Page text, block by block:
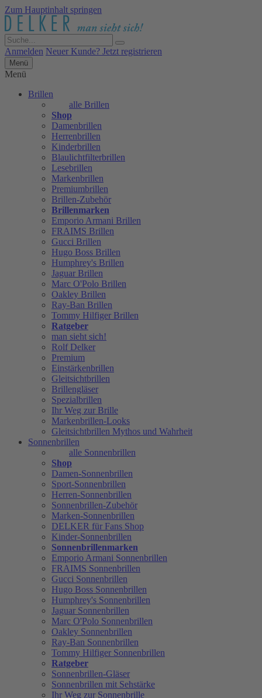
Zum Hauptinhalt springen
Anmelden Neuer Kunde? Jetzt registrieren
Menü
Menü
Brillen
alle Brillen
Shop
Damenbrillen
Herrenbrillen
Kinderbrillen
Blaulichtfilterbrillen
Lesebrillen
Markenbrillen
Premiumbrillen
Brillen-Zubehör
Brillenmarken
Emporio Armani Brillen
FRAIMS Brillen
Gucci Brillen
Hugo Boss Brillen
Humphrey's Brillen
Jaguar Brillen
Marc O'Polo Brillen
Oakley Brillen
Ray-Ban Brillen
Tommy Hilfiger Brillen
Ratgeber
man sieht sich!
Rolf Delker
Premium
Einstärkenbrillen
Gleitsichtbrillen
Brillengläser
Spezialbrillen
Ihr Weg zur Brille
Markenbrillen-Looks
Gleitsichtbrillen Mythos und Wahrheit
Sonnenbrillen
alle Sonnenbrillen
Shop
Damen-Sonnenbrillen
Sport-Sonnenbrillen
Herren-Sonnenbrillen
Sonnenbrillen-Zubehör
Marken-Sonnenbrillen
DELKER für Fans Shop
Kinder-Sonnenbrillen
Sonnenbrillenmarken
Emporio Armani Sonnenbrillen
FRAIMS Sonnenbrillen
Gucci Sonnenbrillen
Hugo Boss Sonnenbrillen
Humphrey's Sonnenbrillen
Jaguar Sonnenbrillen
Marc O'Polo Sonnenbrillen
Oakley Sonnenbrillen
Ray-Ban Sonnenbrillen
Tommy Hilfiger Sonnenbrillen
Ratgeber
Sonnenbrillen-Gläser
Sonnenbrillen mit Sehstärke
Ihr Weg zur Sonnenbrille